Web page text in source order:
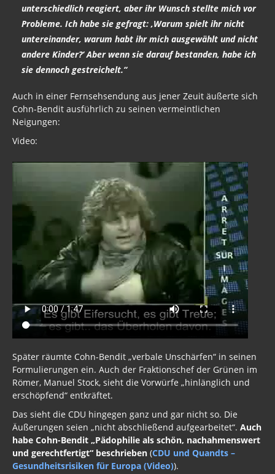
unterschiedlich reagiert, aber ihr Wunsch stellte mich vor
Probleme. Ich habe sie gefragt: ‚Warum spielt ihr nicht
untereinander, warum habt ihr mich ausgewählt und nicht
andere Kinder?‘ Aber wenn sie darauf bestanden, habe ich
sie dennoch gestreichelt.“
Auch in einer Fernsehsendung aus jener Zeuit äußerte sich
Cohn-Bendit ausführlich zu seinen vermeintlichen
Neigungen:
Video:
Später räumte Cohn-Bendit „verbale Unschärfen“ in seinen
Formulierungen ein. Auch der Fraktionschef der Grünen im
Römer, Manuel Stock, sieht die Vorwürfe „hinlänglich und
erschöpfend“ entkräftet.
Das sieht die CDU hingegen ganz und gar nicht so. Die
Äußerungen seien „nicht abschließend aufgearbeitet“. Auch
habe Cohn-Bendit „Pädophilie als schön, nachahmenswert
und gerechtfertigt“ beschrieben (CDU und Quandts –
Gesundheitsrisiken für Europa (Video)).